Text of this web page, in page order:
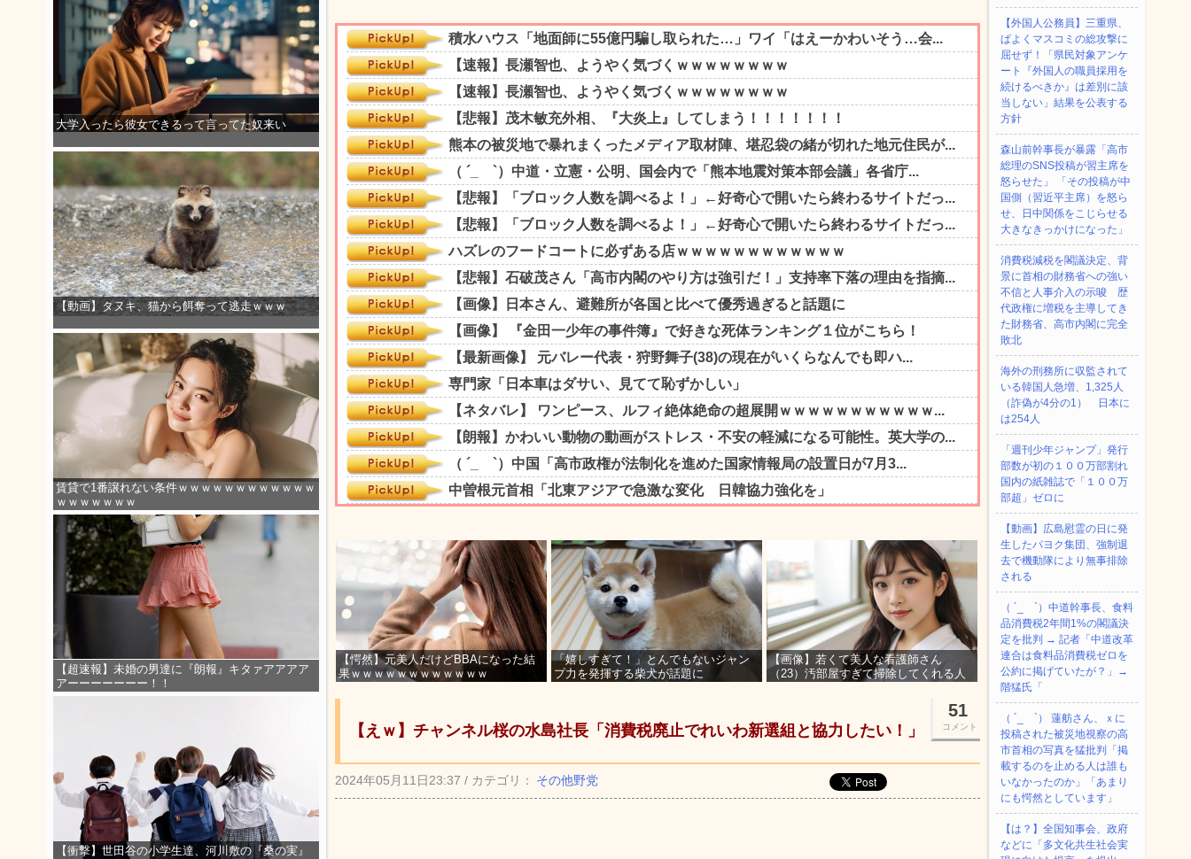
大学入ったら彼女できるって言ってた奴来い
【動画】タヌキ、猫から餌奪って逃走ｗｗｗ
賃貸で1番譲れない条件ｗｗｗｗｗｗｗｗｗｗｗｗ
ｗｗｗｗｗｗｗ
【超速報】未婚の男達に『朗報』キタァアアアア
アーーーーーーー！！
【衝撃】世田谷の小学生達、河川敷の『桑の実』
【愕然】元美人だけどBBAになった結
果ｗｗｗｗｗｗｗｗｗｗｗｗ
「嬉しすぎて！」とんでもないジャン
プ力を発揮する柴犬が話題に
【画像】若くて美人な看護師さん
（23）汚部屋すぎて掃除してくれる人
51
コメント
【えｗ】チャンネル桜の水島社長「消費税廃止でれいわ新選組と協力したい！」
2024年05月11日23:37 / カテゴリ： その他野党
【外国人公務員】三重県、
ぱよくマスコミの総攻撃に
屈せず！「県民対象アンケ
ート『外国人の職員採用を
続けるべきか』は差別に該
当しない」結果を公表する
方針
森山前幹事長が暴露「高市
総理のSNS投稿が習主席を
怒らせた」 「その投稿が中
国側（習近平主席）を怒ら
せ、日中関係をこじらせる
大きなきっかけになった」
消費税減税を閣議決定、背
景に首相の財務省への強い
不信と人事介入の示唆 歴
代政権に増税を主導してき
た財務省、高市内閣に完全
敗北
海外の刑務所に収監されて
いる韓国人急増、1,325人
（詐偽が4分の1） 日本に
は254人
「週刊少年ジャンプ」発行
部数が初の１００万部割れ
国内の紙雑誌で「１００万
部超」ゼロに
【動画】広島慰霊の日に発
生したパヨク集団、強制退
去で機動隊により無事排除
される
（ ´_ゝ`）中道幹事長、食料
品消費税2年間1%の閣議決
定を批判 → 記者「中道改革
連合は食料品消費税ゼロを
公約に掲げていたが？」→
階猛氏「
（ ´_ゝ`） 蓮舫さん、ｘに
投稿された被災地視察の高
市首相の写真を猛批判「掲
載するのを止める人は誰も
いなかったのか」「あまり
にも愕然としています」
【は？】全国知事会、政府
などに「多文化共生社会実